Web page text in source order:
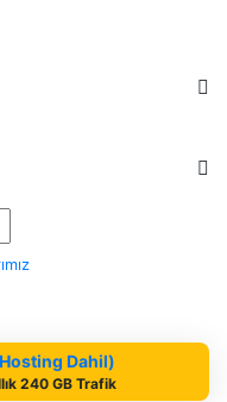
Dahil)
240 GB Trafik